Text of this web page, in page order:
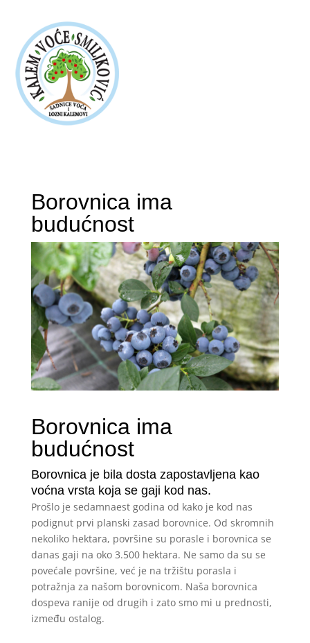
Borovnica ima
budućnost
Borovnica ima
budućnost
Borovnica je bila dosta zapostavljena kao
voćna vrsta koja se gaji kod nas.
Prošlo je sedamnaest godina od kako je kod nas
podignut prvi planski zasad borovnice. Od skromnih
nekoliko hektara, površine su porasle i borovnica se
danas gaji na oko 3.500 hektara. Ne samo da su se
povećale površine, već je na tržištu porasla i
potražnja za našom borovnicom. Naša borovnica
dospeva ranije od drugih i zato smo mi u prednosti,
između ostalog.